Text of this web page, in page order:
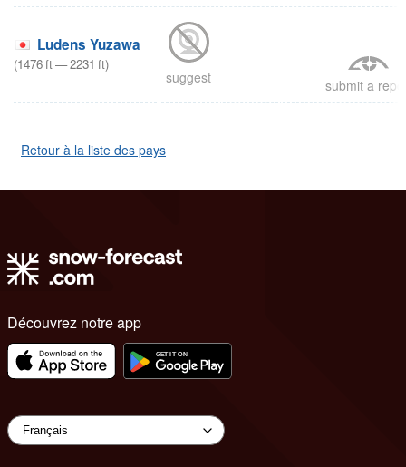
Ludens Yuzawa
(1476ft—2231 ft)
suggest submit a
Retour à la liste des pays
Découvrez notre app